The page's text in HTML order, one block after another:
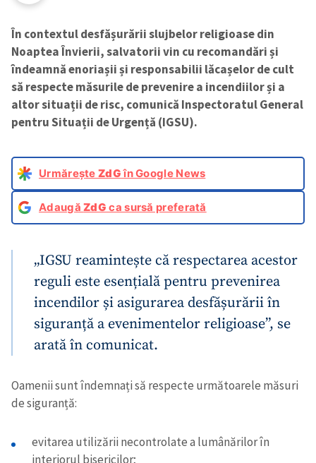
În contextul desfășurării slujbelor religioase din
Noaptea Învierii, salvatorii vin cu recomandări și
îndeamnă enoriașii și responsabilii lăcașelor de cult
să respecte măsurile de prevenire a incendiilor și a
altor situații de risc, comunică Inspectoratul General
pentru Situații de Urgență (IGSU).
Urmărește ZdGîn Google News
AdaugăZdG ca sursă preferată
„IGSU reamintește că respectarea acestor
reguli este esențială pentru prevenirea
incendilor și asigurarea desfășurării în
siguranță a evenimentelor religioase”, se
arată în comunicat.
Oamenii sunt îndemnați să respecte următoarele măsuri
de siguranță:
evitarea utilizării necontrolate a lumânărilor în
interiorul bisericilor;